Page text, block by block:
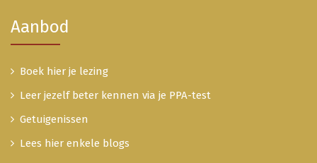
Aanbod
Boek hier je lezing
Leer jezelf beter kennen via je PPA-test
Getuigenissen
Lees hier enkele blogs